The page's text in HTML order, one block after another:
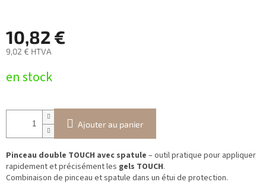
10,82 €
9,02 € HTVA
de
en stock
Ajouter au panier
Pinceau double TOUCH avec spatule – outil pratique pour appliquer
rapidement et précisément les gels TOUCH.
Combinaison de pinceau et spatule dans un étui de protection.